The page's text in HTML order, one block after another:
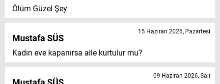
Ölüm Güzel Şey
Mustafa SÜS
Kadın eve kapanırsa aile kurtulur mu?
15 Haziran 2026, Pazartesi
09 Haziran 2026, Salı